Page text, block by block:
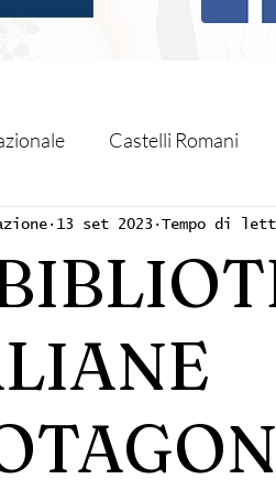
Castelli Romani
Lazio Associazioni
Catone Partner
13 set 2023 Tempo di